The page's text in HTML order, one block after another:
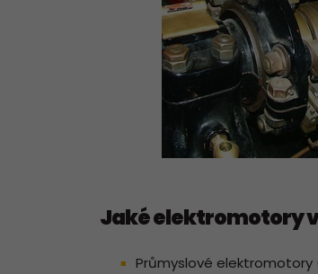
Jaké elektromotory
Průmyslové